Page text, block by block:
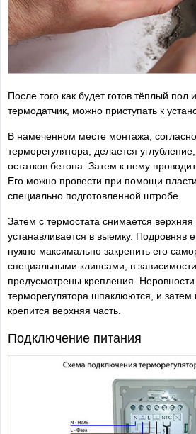
После того как будет готов тёплый пол
термодатчик, можно приступать к
В намеченном месте монтажа,
терморегулятора, делается
остатков бетона. Затем к нему
Его можно провести при помощи
специально подготовленной штробе.
Затем с термостата снимается
устанавливается в выемку. Подровняв
нужно максимально закрепить его
специальными клипсами, в зависимости
предусмотрены крепления. Неровности
терморегулятора шпаклюются, и затем
крепится верхняя часть.
Подключение питания